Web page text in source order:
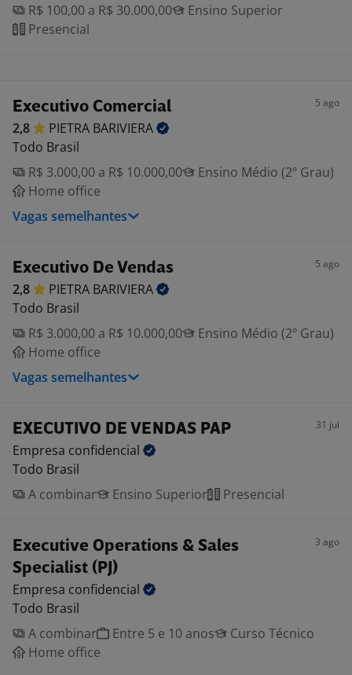
R$ 100,00 a R$ 30.000,00
Ensino Superior
Presencial
Executivo Comercial 5 ago
2,8 PIETRA BARIVIERA
Todo Brasil
R$ 3.000,00 a R$ 10.000,00
Ensino Médio (2º Grau)
Home office
Vagas semelhantes
Executivo De Vendas 5 ago
2,8 PIETRA BARIVIERA
Todo Brasil
R$ 3.000,00 a R$ 10.000,00
Ensino Médio (2º Grau)
Home office
Vagas semelhantes
EXECUTIVO DE VENDAS PAP 31 jul
Empresa confidencial
Todo Brasil
A combinar
Ensino Superior Presencial
Executive Operations & Sales
Specialist (PJ)
3 ago
Empresa confidencial
Todo Brasil
A combinar
Entre 5 e 10 anos
Curso Técnico
Home office